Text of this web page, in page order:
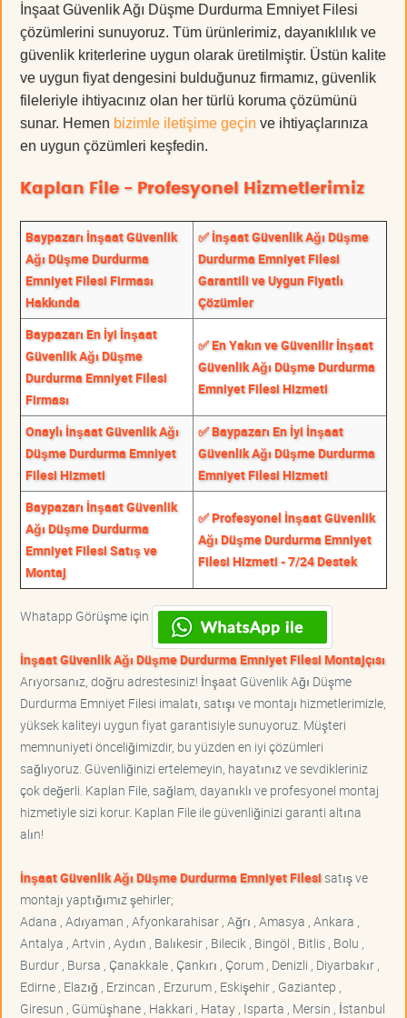
İnşaat Güvenlik Ağı Düşme Durdurma Emniyet Filesi
çözümlerini sunuyoruz. Tüm ürünlerimiz, dayanıklılık ve
güvenlik kriterlerine uygun olarak üretilmiştir. Üstün kalite
ve uygun fiyat dengesini bulduğunuz firmamız, güvenlik
fileleriyle ihtiyacınız olan her türlü koruma çözümünü
sunar. Hemen bizimle iletişime geçin ve ihtiyaçlarınıza
en uygun çözümleri keşfedin.
Kaplan File - Profesyonel Hizmetlerimiz
Baypazarı İnşaat Güvenlik
Ağı Düşme Durdurma
Emniyet Filesi Firması
Hakkında
✅ İnşaat Güvenlik Ağı Düşme
Durdurma Emniyet Filesi
Garantili ve Uygun Fiyatlı
Çözümler
Baypazarı En İyi İnşaat
Güvenlik Ağı Düşme
Durdurma Emniyet Filesi
Firması
✅ En Yakın ve Güvenilir İnşaat
Güvenlik Ağı Düşme Durdurma
Emniyet Filesi Hizmeti
Onaylı İnşaat Güvenlik Ağı
Düşme Durdurma Emniyet
Filesi Hizmeti
✅ Baypazarı En İyi İnşaat
Güvenlik Ağı Düşme Durdurma
Emniyet Filesi Hizmeti
Baypazarı İnşaat Güvenlik
Ağı Düşme Durdurma
Emniyet Filesi Satış ve
Montaj
✅ Profesyonel İnşaat Güvenlik
Ağı Düşme Durdurma Emniyet
Filesi Hizmeti - 7/24 Destek
Whatapp Görüşme için
İnşaat Güvenlik Ağı Düşme Durdurma Emniyet Filesi Montajçısı
Arıyorsanız, doğru adrestesiniz! İnşaat Güvenlik Ağı Düşme
Durdurma Emniyet Filesi imalatı, satışı ve montajı hizmetlerimizle,
yüksek kaliteyi uygun fiyat garantisiyle sunuyoruz. Müşteri
memnuniyeti önceliğimizdir, bu yüzden en iyi çözümleri
sağlıyoruz. Güvenliğinizi ertelemeyin, hayatınız ve sevdikleriniz
çok değerli. Kaplan File, sağlam, dayanıklı ve profesyonel montaj
hizmetiyle sizi korur. Kaplan File ile güvenliğinizi garanti altına
alın!
İnşaat Güvenlik Ağı Düşme Durdurma Emniyet Filesisatış ve
montajı yaptığımız şehirler;
Adana , Adıyaman , Afyonkarahisar , Ağrı , Amasya , Ankara ,
Antalya , Artvin , Aydın , Balıkesir , Bilecik , Bingöl , Bitlis , Bolu ,
Burdur , Bursa , Çanakkale , Çankırı , Çorum , Denizli , Diyarbakır ,
Edirne , Elazığ , Erzincan , Erzurum , Eskişehir , Gaziantep ,
Giresun , Gümüşhane , Hakkari , Hatay , Isparta , Mersin , İstanbul